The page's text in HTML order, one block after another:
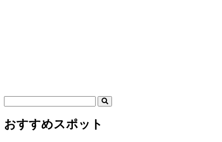
おすすめスポット